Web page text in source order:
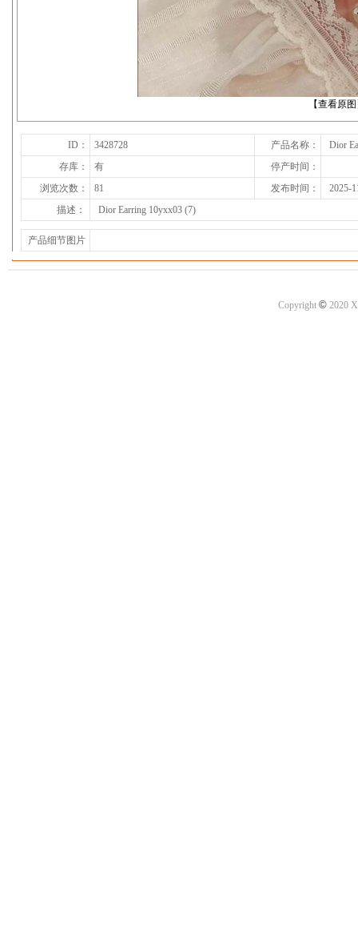
【查看原
下一张
ID： 3428728 产品名称：
Dior
存库：
有
停产时间：
浏览次数：
81 发布时间：
2025-
描述：
Dior Earring 10yxx03 (7)
产品细节图片
Copyright ©2020